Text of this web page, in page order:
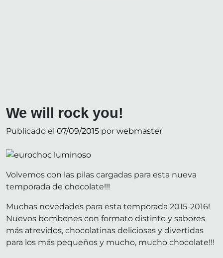
We will rock you!
Publicado el 07/09/2015 por webmaster
Volvemos con las pilas cargadas para esta nueva
temporada de chocolate!!!
Muchas novedades para esta temporada 2015-2016!
Nuevos bombones con formato distinto y sabores
más atrevidos, chocolatinas deliciosas y divertidas
para los más pequeños y mucho, mucho chocolate!!!